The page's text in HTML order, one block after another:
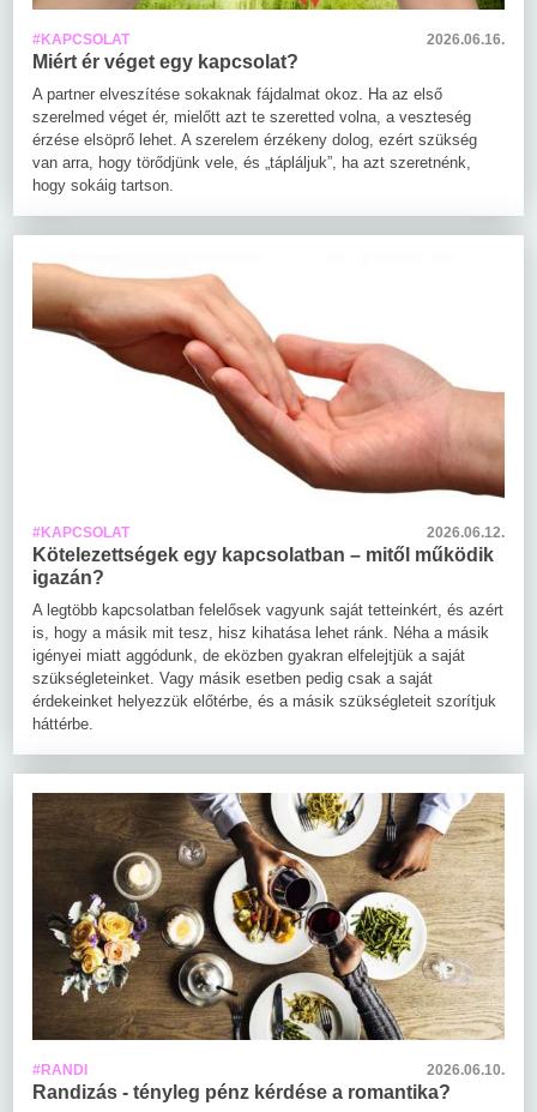
#KAPCSOLAT 2026.06.16.
Miért ér véget egy kapcsolat?
A partner elveszítése sokaknak fájdalmat okoz. Ha az első
szerelmed véget ér, mielőtt azt te szeretted volna, a veszteség
érzése elsöprő lehet. A szerelem érzékeny dolog, ezért szükség
van arra, hogy törődjünk vele, és „tápláljuk”, ha azt szeretnénk,
hogy sokáig tartson.
#KAPCSOLAT 2026.06.12.
Kötelezettségek egy kapcsolatban – mitől működik
igazán?
A legtöbb kapcsolatban felelősek vagyunk saját tetteinkért, és azért
is, hogy a másik mit tesz, hisz kihatása lehet ránk. Néha a másik
igényei miatt aggódunk, de eközben gyakran elfelejtjük a saját
szükségleteinket. Vagy másik esetben pedig csak a saját
érdekeinket helyezzük előtérbe, és a másik szükségleteit szorítjuk
háttérbe.
#RANDI 2026.06.10.
Randizás - tényleg pénz kérdése a romantika?